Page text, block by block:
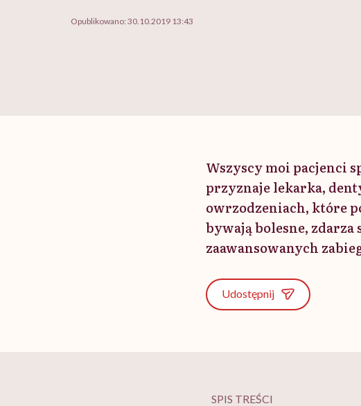
Opublikowano: 30.10.2019 13:43
Wszyscy moi pacjenci
przyznaje lekarka,
owrzodzeniach, które
bywają bolesne,
zaawansowanych
Udostępnij
SPIS TREŚCI